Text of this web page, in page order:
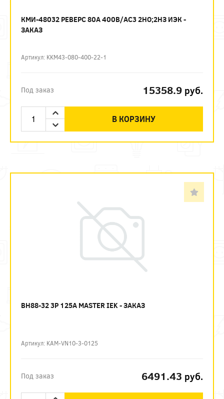
КМИ-48032 РЕВЕРС 80А 400В/АС3 2НО;2НЗ ИЭК -
ЗАКАЗ
Артикул: KKM43-080-400-22-1
Под заказ 15358.9 руб.
В КОРЗИНУ
ВН88-32 3P 125А MASTER IEK - ЗАКАЗ
Артикул: KAM-VN10-3-0125
Под заказ 6491.43 руб.